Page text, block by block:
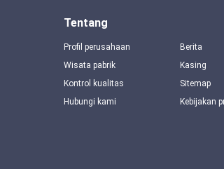
Tentang
Profil perusahaan
Wisata pabrik
Kontrol kualitas
Hubungi kami
Berita
Kasing
Sitemap
Kebijakan